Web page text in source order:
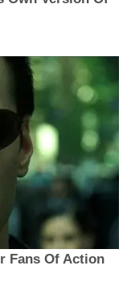
Fans Of Action